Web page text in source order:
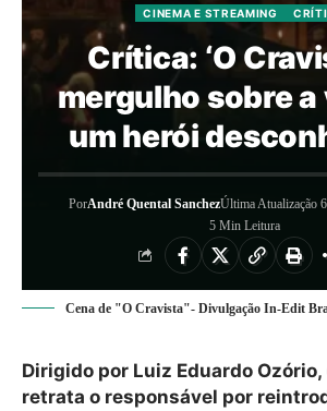
CINEMA E STREAMING
Crítica: ‘O
mergulho sobre a
um herói
PorAndré Quental SanchezÚltima Atualização
5 Min Leitura
Cena de "O Cravista"- Divulgação In-Edit
Dirigido por Luiz Eduardo Ozório,
retrata o responsável por